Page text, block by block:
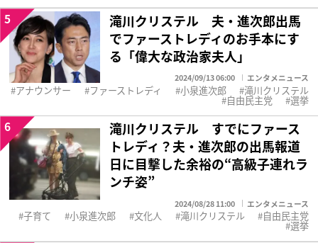
滝川クリステル 夫・進次郎出馬
でファーストレディのお手本にす
る「偉大な政治家夫人」
2024/09/13 06:00 エンタメニュース
5
アナウンサー ファーストレディ 小泉進次郎 滝川クリステル
自由民主党 選挙
滝川クリステル すでにファース
トレディ？夫・進次郎の出馬報道
日に目撃した余裕の“高級子連れラ
ンチ姿”
2024/08/28 11:00 エンタメニュース
6
子育て 小泉進次郎 文化人 滝川クリステル 自由民主党
選挙